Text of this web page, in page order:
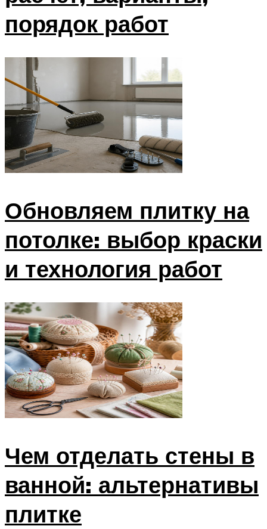
порядок работ
Обновляем плитку на
потолке: выбор краски
и технология работ
Чем отделать стены в
ванной: альтернативы
плитке